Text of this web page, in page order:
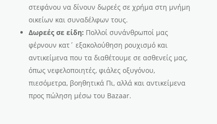
στεφάνου να δίνουν δωρεές σε χρήμα στη μνήμη
οικείων και συναδέλφων τους.
Δωρεές σε είδη: Πολλοί συνάνθρωποί μας
φέρνουν κατ΄ εξακολούθηση ρουχισμό και
αντικείμενα που τα διαθέτουμε σε ασθενείς μας,
όπως νεφελοποιητές, φιάλες οξυγόνου,
πιεσόμετρα, βοηθητικά Πι, αλλά και αντικείμενα
προς πώληση μέσω του Bazaar.